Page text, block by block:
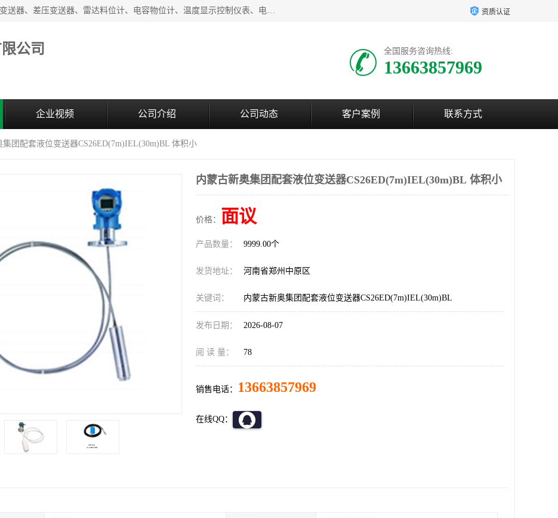
河南新瑞普测控技术有限公司主营：压力变送器、液位变送器、差压变送器、雷达料位计、电容物位计、温度显示控制仪表、电量变送器、流量计、工业自动化系统成套设备。 资质认证
公司 全国服务咨询热线:
13663857969
企业视频 公司介绍 公司动态 客户案例 联系方式
集团配套液位变送器CS26ED(7m)IEL(30m)BL 体积小
内蒙古新奥集团配套液位变送器CS26ED(7m)IEL(30m)BL 体积小
价格： 面议
产品数量： 9999.00个
发货地址： 河南省郑州中原区
关键词： 内蒙古新奥集团配套液位变送器CS26ED(7m)IEL(30m)BL
发布日期： 2026-08-07
阅 读 量： 78
销售电话： 13663857969
在线QQ：